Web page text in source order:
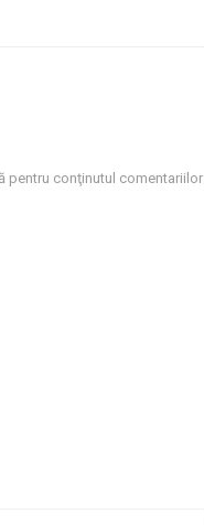
pentru conţinutul comentariilor